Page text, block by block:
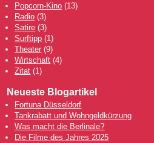
Popcorn-Kino (13)
Radio (3)
Satire (3)
Surftipp (1)
Theater (9)
Wirtschaft (4)
Zitat (1)
Neueste Blogartikel
Fortuna Düsseldorf
Tankrabatt und Wohngeldkürzung
Was macht die Berlinale?
Die Filme des Jahres 2025